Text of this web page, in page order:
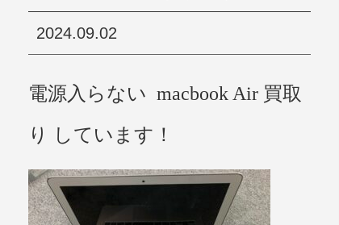
2024.09.02
電源入らない macbook Air 買取
り しています！